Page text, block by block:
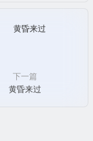
下一篇
黄昏来过